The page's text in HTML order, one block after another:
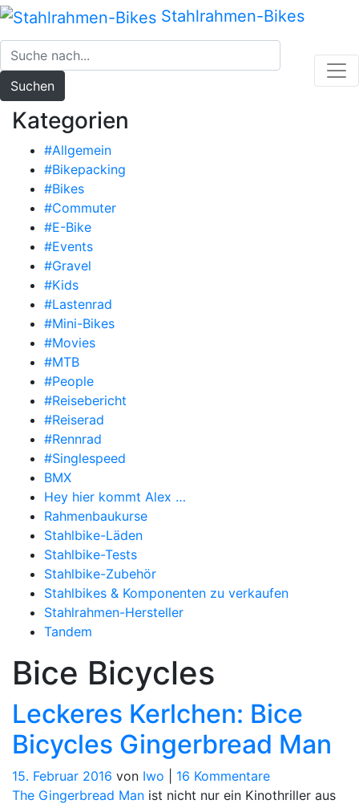
Zum
Inhalt
springen
Stahlrahmen-Bikes
Suchen
Kategorien
#Allgemein
#Bikepacking
#Bikes
#Commuter
#E-Bike
#Events
#Gravel
#Kids
#Lastenrad
#Mini-Bikes
#Movies
#MTB
#People
#Reisebericht
#Reiserad
#Rennrad
#Singlespeed
BMX
Hey hier kommt Alex …
Rahmenbaukurse
Stahlbike-Läden
Stahlbike-Tests
Stahlbike-Zubehör
Stahlbikes & Komponenten zu verkaufen
Stahlrahmen-Hersteller
Tandem
Bice Bicycles
Leckeres Kerlchen: Bice
Bicycles Gingerbread Man
15. Februar 2016 von Iwo 16 Kommentarezu
Leckeres
The Gingerbread Man ist nicht nur ein Kinothriller aus